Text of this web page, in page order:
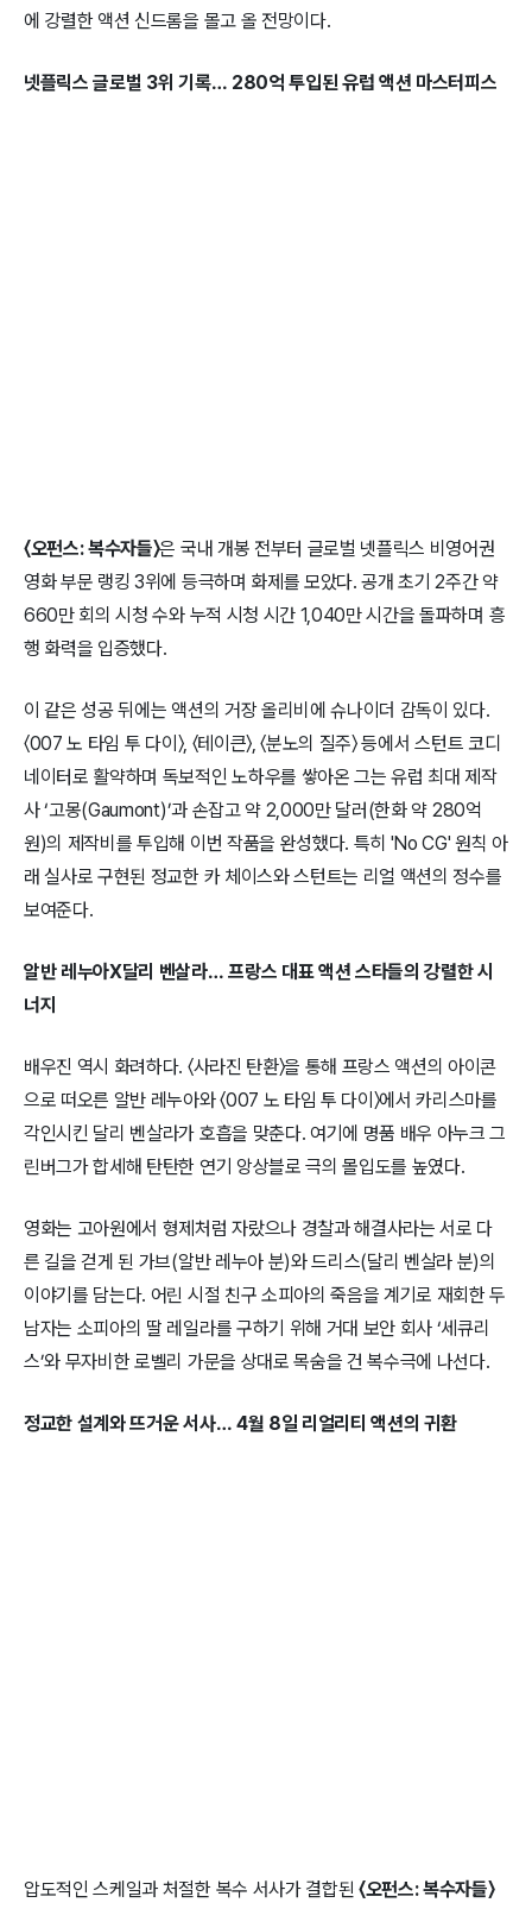
에 강렬한 액션 신드롬을 몰고 올 전망이다.
넷플릭스 글로벌 3위 기록… 280억 투입된 유럽 액션 마스터피스
〈오펀스: 복수자들〉은 국내 개봉 전부터 글로벌 넷플릭스 비영어권
영화 부문 랭킹 3위에 등극하며 화제를 모았다. 공개 초기 2주간 약
660만 회의 시청 수와 누적 시청 시간 1,040만 시간을 돌파하며 흥
행 화력을 입증했다.
이 같은 성공 뒤에는 액션의 거장 올리비에 슈나이더 감독이 있다.
〈007 노 타임 투 다이〉, 〈테이큰〉, 〈분노의 질주〉 등에서 스턴트 코디
네이터로 활약하며 독보적인 노하우를 쌓아온 그는 유럽 최대 제작
사 ‘고몽(Gaumont)’과 손잡고 약 2,000만 달러(한화 약 280억
원)의 제작비를 투입해 이번 작품을 완성했다. 특히 'No CG' 원칙 아
래 실사로 구현된 정교한 카 체이스와 스턴트는 리얼 액션의 정수를
보여준다.
알반 레누아X달리 벤살라… 프랑스 대표 액션 스타들의 강렬한 시
너지
배우진 역시 화려하다. 〈사라진 탄환〉을 통해 프랑스 액션의 아이콘
으로 떠오른 알반 레누아와 〈007 노 타임 투 다이〉에서 카리스마를
각인시킨 달리 벤살라가 호흡을 맞춘다. 여기에 명품 배우 아누크 그
린버그가 합세해 탄탄한 연기 앙상블로 극의 몰입도를 높였다.
영화는 고아원에서 형제처럼 자랐으나 경찰과 해결사라는 서로 다
른 길을 걷게 된 가브(알반 레누아 분)와 드리스(달리 벤살라 분)의
이야기를 담는다. 어린 시절 친구 소피아의 죽음을 계기로 재회한 두
남자는 소피아의 딸 레일라를 구하기 위해 거대 보안 회사 ‘세큐리
스’와 무자비한 로벨리 가문을 상대로 목숨을 건 복수극에 나선다.
정교한 설계와 뜨거운 서사… 4월 8일 리얼리티 액션의 귀환
압도적인 스케일과 처절한 복수 서사가 결합된 〈오펀스: 복수자들〉